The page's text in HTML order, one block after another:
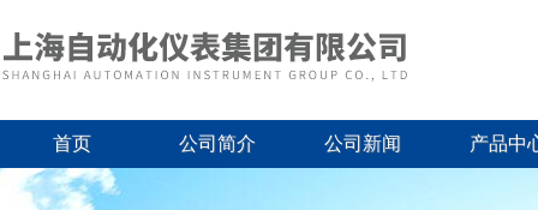
首页 公司简介 公司新闻 产品中